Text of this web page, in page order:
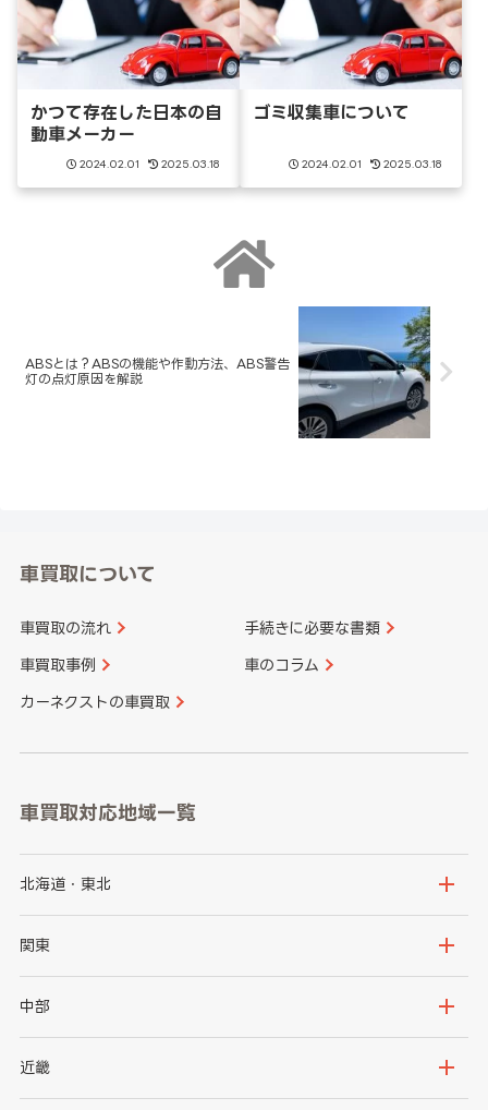
かつて存在した日本の自
動車メーカー
2024.02.01 2025.03.18
ゴミ収集車について
2024.02.01 2025.03.18
ABSとは？ABSの機能や作動方法、ABS警告
灯の点灯原因を解説
車買取について
車買取の流れ 手続きに必要な書類
車買取事例 車のコラム
カーネクストの車買取
車買取対応地域一覧
北海道・東北
北海道
岩手県
秋田県
関東
茨城県
群馬県
中部
新潟県
近畿